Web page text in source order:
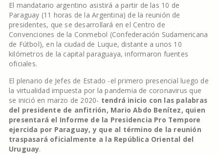
El mandatario argentino asistirá a partir de las 10 de
Paraguay (11 horas de la Argentina) de la reunión de
presidentes, que se desarrollará en el Centro de
Convenciones de la Conmebol (Confederación Sudamericana
de Fútbol), en la ciudad de Luque, distante a unos 10
kilómetros de la capital paraguaya, informaron fuentes
oficiales.
El plenario de Jefes de Estado -el primero presencial luego de
la virtualidad impuesta por la pandemia de coronavirus que
se inició en marzo de 2020- tendrá inicio con las palabras
del presidente de anfitrión, Mario Abdo Benítez, quien
presentará el Informe de la Presidencia Pro Tempore
ejercida por Paraguay, y que al término de la reunión
traspasará oficialmente a la República Oriental del
Uruguay.